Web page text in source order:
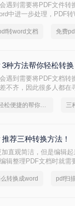
遇到需要将PDF文件转
中进一步处理，PDF转
转word文档 免费
种方法帮你轻松转换
遇到需要将PDF文档转
不齐，因此很多人都在
一个方法，轻松便捷的帮你搞定pdf转word！ 三
荐三种转换方法！
直观简洁，但是编辑
辑整理PDF文档时就需
转换成word